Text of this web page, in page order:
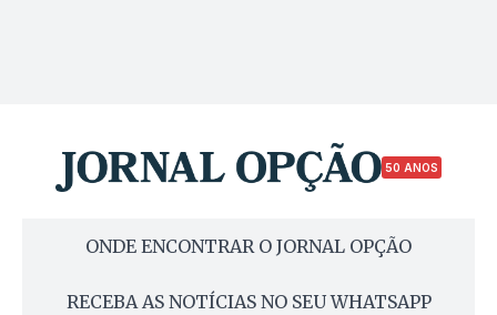
50 ANOS
ONDE ENCONTRAR O JORNAL OPÇÃO
RECEBA AS NOTÍCIAS NO SEU WHATSAPP